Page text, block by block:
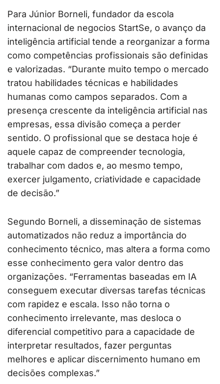
Para Júnior Borneli, fundador da escola
internacional de negocios StartSe, o avanço da
inteligência artificial tende a reorganizar a forma
como competências profissionais são definidas
e valorizadas. “Durante muito tempo o mercado
tratou habilidades técnicas e habilidades
humanas como campos separados. Com a
presença crescente da inteligência artificial nas
empresas, essa divisão começa a perder
sentido. O profissional que se destaca hoje é
aquele capaz de compreender tecnologia,
trabalhar com dados e, ao mesmo tempo,
exercer julgamento, criatividade e capacidade
de decisão.”
Segundo Borneli, a disseminação de sistemas
automatizados não reduz a importância do
conhecimento técnico, mas altera a forma como
esse conhecimento gera valor dentro das
organizações. “Ferramentas baseadas em IA
conseguem executar diversas tarefas técnicas
com rapidez e escala. Isso não torna o
conhecimento irrelevante, mas desloca o
diferencial competitivo para a capacidade de
interpretar resultados, fazer perguntas
melhores e aplicar discernimento humano em
decisões complexas.”